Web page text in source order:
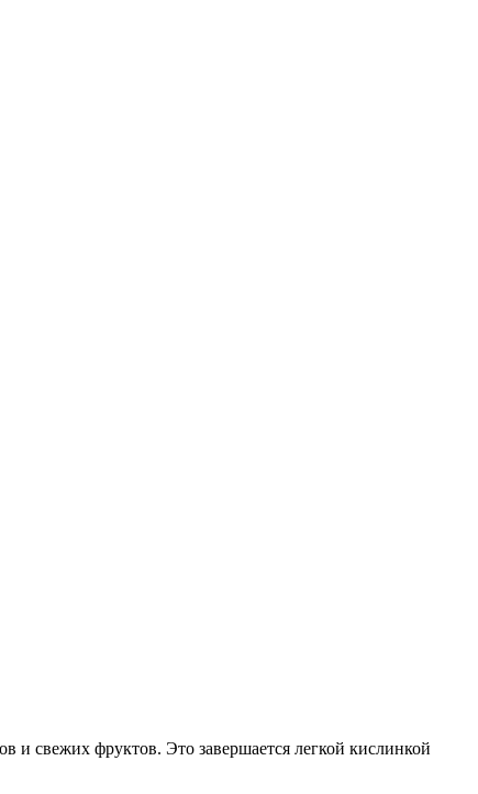
свежих фруктов. Это завершается легкой кислинкой